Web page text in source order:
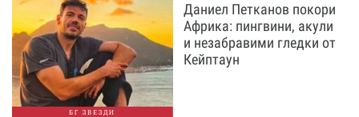
БГ ЗВЕЗДИ
Даниел Петканов покори
Африка: пингвини, акули
и незабравими гледки от
Кейптаун